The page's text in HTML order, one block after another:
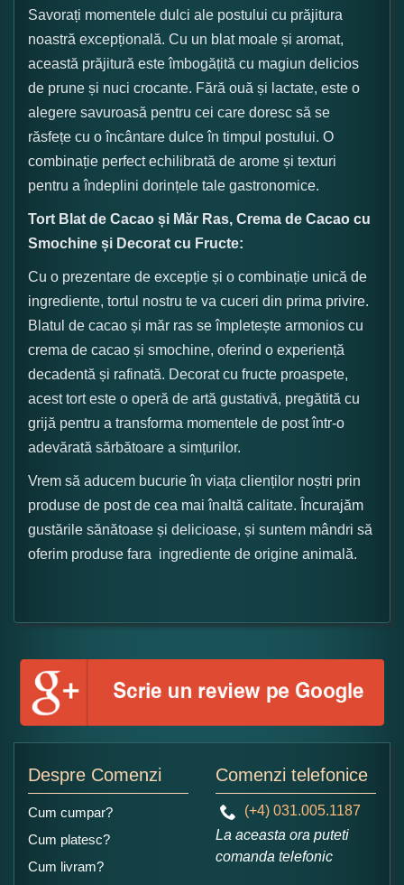
Savorați momentele dulci ale postului cu prăjitura
noastră excepțională. Cu un blat moale și aromat,
această prăjitură este îmbogățită cu magiun delicios
de prune și nuci crocante. Fără ouă și lactate, este o
alegere savuroasă pentru cei care doresc să se
răsfețe cu o încântare dulce în timpul postului. O
combinație perfect echilibrată de arome și texturi
pentru a îndeplini dorințele tale gastronomice.
Tort Blat de Cacao și Măr Ras, Crema de Cacao cu
Smochine și Decorat cu Fructe:
Cu o prezentare de excepție și o combinație unică de
ingrediente, tortul nostru te va cuceri din prima privire.
Blatul de cacao și măr ras se împletește armonios cu
crema de cacao și smochine, oferind o experiență
decadentă și rafinată. Decorat cu fructe proaspete,
acest tort este o operă de artă gustativă, pregătită cu
grijă pentru a transforma momentele de post într-o
adevărată sărbătoare a simțurilor.
Vrem să aducem bucurie în viața clienților noștri prin
produse de post de cea mai înaltă calitate. Încurajăm
gustările sănătoase și delicioase, și suntem mândri să
oferim produse fara ingrediente de origine animală.
Despre Comenzi
Cum cumpar?
Cum platesc?
Cum livram?
Comenzi telefonice
(+4) 031.005.1187
La aceasta ora puteti
comanda telefonic